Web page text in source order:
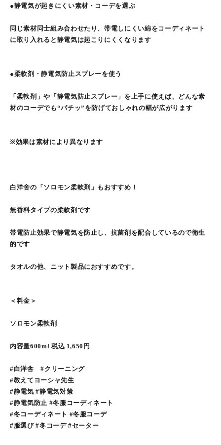
●静電気が起きにくい素材・コーデを選ぶ
同じ素材同士組み合わせたり、帯電しにくい綿をコーディネート
に取り入れると静電気は起こりにくくなります
●柔軟剤・静電気防止スプレーを使う
「柔軟剤」や「静電気防止スプレー」を上手に使えば、どんな素
材のコーデでも“パチッ”を防げておしゃれの幅が広がります
※効果は素材により異なります
白洋舍の「ソロモン柔軟剤」もおすすめ！
無香料タイプの柔軟剤です
帯電防止効果で静電気を防止し、抗菌剤を配合しているので衛生
的です
タオルの他、ニット製品におすすめです。
＜料金＞
ソロモン柔軟剤
内容量600ml 税込 1,650円
#白洋舎 #クリーニング
#教えてヨーシャ先生
#静電気 #静電気対策
#静電気防止 #冬服コーディネート
#冬コーディネート #冬服コーデ
#服選び #冬コーデ #セーター